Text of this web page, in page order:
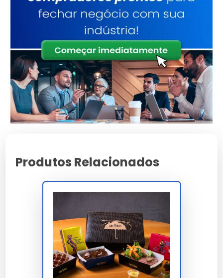
1201 com barreira graxa OGR 7 Kit 3M Scale e
estanqueidade 180 mm coluna d água ISO 811. A
geometria FEFCO 0201 ou 0427 oferece
montagem rápida 5-8 segundos sem
ferramenta ou fita adesiva, BCT 6-8 kN ASTM
D642 conforme especificação de pilha logística
e ECT 6,5-8 kN/m FEFCO 11. O acabamento
externo pode incluir verniz mate ou brilho UV
flood ou spot, hot stamp e relevo técnico alto ou
baixo sob especificação de contrato.
RDC 71/2017, RDC 91/2001, GMC 03/92 Mercosul,
ISO 22000 gestão segurança alimentar, FSC FSC
Forest Stewardship Council cadeia custódia e
CERFLOR brasileiro, ISO 12647-2 controle gráfico
homologação cobre iFood Certified, Uber Eats
Quality, 99Food Approved, redes franqueadas
McDonald, Burger King, KFC, Subway e dark
kitchens especializadas delivery premium com
contratos branding corporativo custom.
Produtos Relacionados